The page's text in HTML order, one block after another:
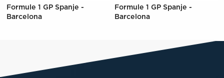
Formule 1 GP Spanje -
Barcelona
Formule 1 GP Spanje -
Barcelona